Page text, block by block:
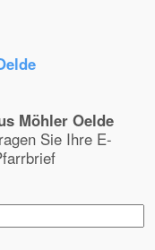
Möhler Oelde
Sie Ihre E-